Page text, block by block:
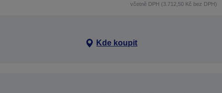
včetně DPH (3.712,50 Kč bez DPH)
Kde koupit